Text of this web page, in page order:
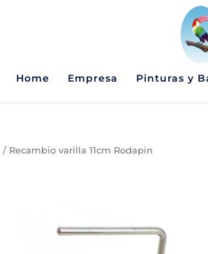
Home Empresa Pinturas y
/ Recambio varilla 11cm Rodapin